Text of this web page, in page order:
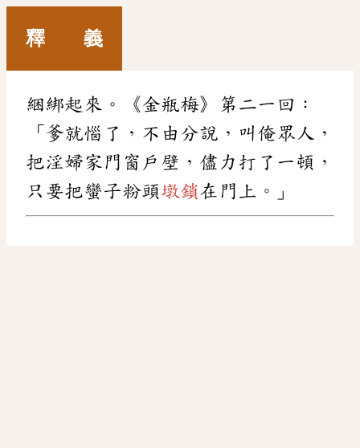
釋 義
綑綁起來。《金瓶梅》第二一回：
「爹就惱了，不由分說，叫俺眾人，
把淫婦家門窗戶壁，儘力打了一頓，
只要把蠻子粉頭墩鎖在門上。」